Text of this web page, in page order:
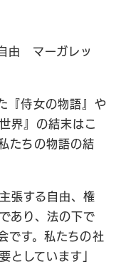
『侍女の物語』や
界』の結末はこ
たちの物語の結
張する自由、権
あり、法の下で
です。私たちの社
としています」